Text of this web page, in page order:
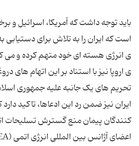
باید توجه داشت که آمریکا، اسرائیل و
است که ایران را به تلاش برای دستیابی
ی انرژی هسته ای خود متهم کرده و می
ی اروپا نیز با استناد بر این اتهام های
تحریم های یک جانبه علیه جمهوری
ایران نیز ضمن رد این ادعاها، تاکید